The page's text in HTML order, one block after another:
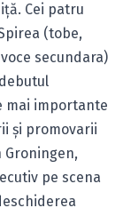
Cei patru
(tobe,
secundara)
mai importante
şi promovarii
Groningen,
pe scena